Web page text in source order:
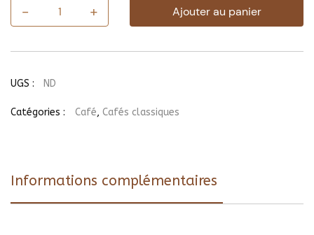
-
quantité
de
+ Ajouter au panier
UGS : ND
Catégories : Café, Cafés classiques
Informations complémentaires